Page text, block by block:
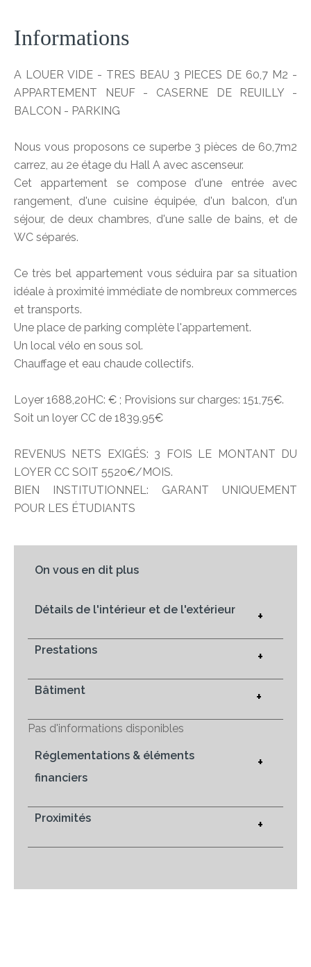
Informations
A LOUER VIDE - TRES BEAU 3 PIECES DE 60,7 M2 -
APPARTEMENT NEUF - CASERNE DE REUILLY -
BALCON - PARKING
Nous vous proposons ce superbe 3 pièces de 60,7m2
carrez, au 2e étage du Hall A avec ascenseur.
Cet appartement se compose d'une entrée avec
rangement, d'une cuisine équipée, d'un balcon, d'un
séjour, de deux chambres, d'une salle de bains, et de
WC séparés.
Ce très bel appartement vous séduira par sa situation
idéale à proximité immédiate de nombreux commerces
et transports.
Une place de parking complète l'appartement.
Un local vélo en sous sol.
Chauffage et eau chaude collectifs.
Loyer 1688,20HC: € ; Provisions sur charges: 151,75€.
Soit un loyer CC de 1839,95€
REVENUS NETS EXIGÉS: 3 FOIS LE MONTANT DU
LOYER CC SOIT 5520€/MOIS.
BIEN INSTITUTIONNEL: GARANT UNIQUEMENT
POUR LES ÉTUDIANTS
On vous en dit plus
Détails de l'intérieur et de l'extérieur +
Prestations +
Bâtiment +
Pas d'informations disponibles
Réglementations & éléments
financiers
+
Proximités +